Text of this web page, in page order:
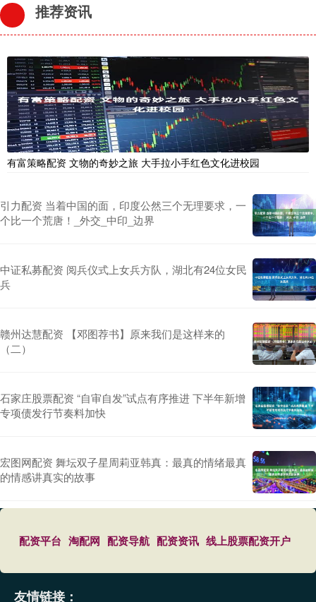
推荐资讯
有富策略配资 文物的奇妙之旅 大手拉小手红色文化进校园
引力配资 当着中国的面，印度公然三个无理要求，一
个比一个荒唐！_外交_中印_边界
中证私募配资 阅兵仪式上女兵方队，湖北有24位女民
兵
赣州达慧配资 【邓图荐书】原来我们是这样来的
（二）
石家庄股票配资 “自审自发”试点有序推进 下半年新增
专项债发行节奏料加快
宏图网配资 舞坛双子星周莉亚韩真：最真的情绪最真
的情感讲真实的故事
配资平台 淘配网 配资导航 配资资讯 线上股票配资开户
友情链接：